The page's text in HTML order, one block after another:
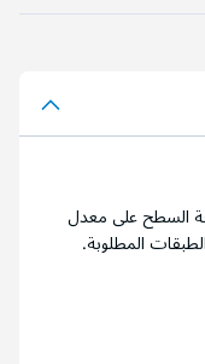
السطح على معدل
المطلوبة.